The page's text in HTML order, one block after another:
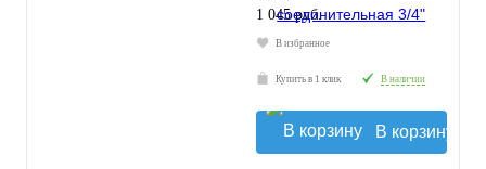
1 045 руб.
В избранное
Купить в 1 клик В наличии
В корзину